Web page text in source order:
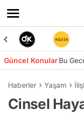
Güncel KonularBu
Haberler Yaşam
Cinsel